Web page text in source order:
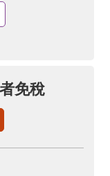
免稅